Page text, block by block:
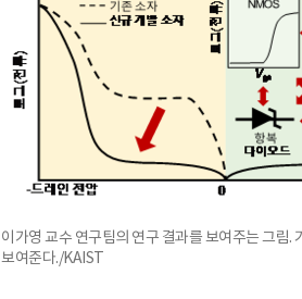
이가영 교수 연구팀의 연구 결과를 보여주는 그림.
보여준다./KAIST